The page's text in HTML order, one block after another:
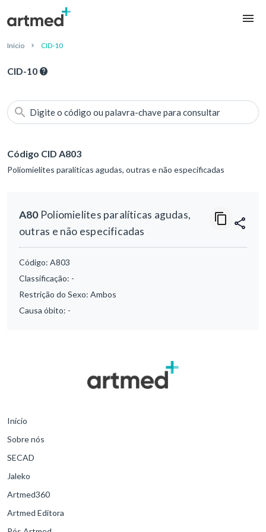
Início CID-10
CID-10
Digite o código ou palavra-chave para consultar
Código CID A803
Poliomielites paralíticas agudas, outras e não especificadas
A80Poliomielites paralíticas agudas,
outras e não especificadas
Código: A803
Classificação: -
Restrição do Sexo: Ambos
Causa óbito: -
Início
Sobre nós
SECAD
Jaleko
Artmed360
Artmed Editora